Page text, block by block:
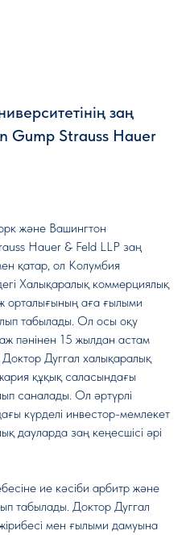
заң
Gump Strauss Hauer
және Вашингтон
Hauer & Feld LLP заң
қатар, ол Колумбия
Халықаралық коммерциялық
орталығының аға ғылыми
табылады. Ол осы оқу
пәнінен 15 жылдан астам
Дуггал халықаралық
құқық саласындағы
саналады. Ол әртүрлі
күрделі инвестор-мемлекет
дауларда заң кеңесшісі әрі
ие кәсіби арбитр және
табылады. Доктор Дуггал
мен ғылыми дамуына